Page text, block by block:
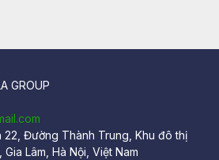
GROUP
22, Đường Thành Trung, Khu đô thị
Lâm, Hà Nội, Việt Nam